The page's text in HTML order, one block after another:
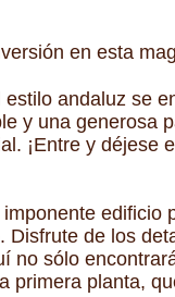
en esta
andaluz se
y una generosa
¡Entre y déjese
edificio
de los
sólo
planta,